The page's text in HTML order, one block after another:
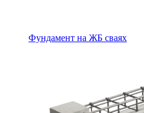
Фундамент на ЖБ сваях